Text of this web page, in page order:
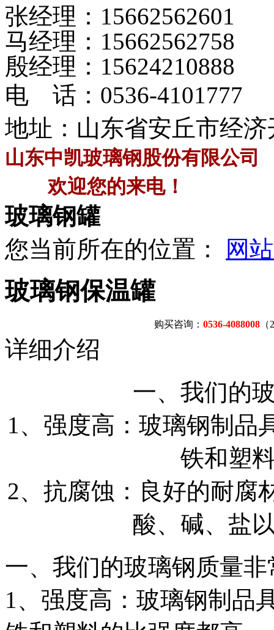
张经理： 15662562601
马经理： 15662562758
殷经理： 15624210888
电 话： 0536-4101777
地址：山东省安丘市经济
山东中凯玻璃钢股份有限公司
欢迎您的来电！
玻璃钢罐
您当前所在的位置：
网
玻璃钢保温罐
购买咨询： 0536-4088008
详细介绍
一、我们的
1、强度高：玻璃钢制品
铁和塑
2、抗腐蚀：良好的耐腐
酸、碱、盐
一、我们的玻璃钢质量非
1、强度高：玻璃钢制品